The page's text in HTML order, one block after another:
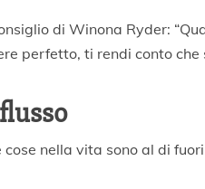
di Winona Ryder:
perfetto, ti rendi conto che
cose nella vita sono al di